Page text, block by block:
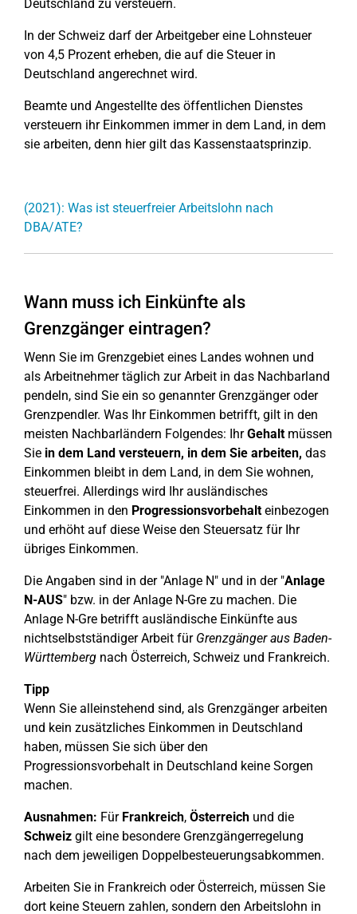
Deutschland zu versteuern.
In der Schweiz darf der Arbeitgeber eine Lohnsteuer
von 4,5 Prozent erheben, die auf die Steuer in
Deutschland angerechnet wird.
Beamte und Angestellte des öffentlichen Dienstes
versteuern ihr Einkommen immer in dem Land, in dem
sie arbeiten, denn hier gilt das Kassenstaatsprinzip.
(2021): Was ist steuerfreier Arbeitslohn nach
DBA/ATE?
Wann muss ich Einkünfte als
Grenzgänger eintragen?
Wenn Sie im Grenzgebiet eines Landes wohnen und
als Arbeitnehmer täglich zur Arbeit in das Nachbarland
pendeln, sind Sie ein so genannter Grenzgänger oder
Grenzpendler. Was Ihr Einkommen betrifft, gilt in den
meisten Nachbarländern Folgendes: IhrGehaltmüssen
Sie in dem Land versteuern, in dem Sie arbeiten, das
Einkommen bleibt in dem Land, in dem Sie wohnen,
steuerfrei. Allerdings wird Ihr ausländisches
Einkommen in den Progressionsvorbehalteinbezogen
und erhöht auf diese Weise den Steuersatz für Ihr
übriges Einkommen.
Die Angaben sind in der "Anlage N" und in der "Anlage
N-AUS" bzw. in der Anlage N-Gre zu machen. Die
Anlage N-Gre betrifft ausländische Einkünfte aus
nichtselbstständiger Arbeit für Grenzgänger aus Baden-
Württemberg nach Österreich, Schweiz und Frankreich.
Tipp
Wenn Sie alleinstehend sind, als Grenzgänger arbeiten
und kein zusätzliches Einkommen in Deutschland
haben, müssen Sie sich über den
Progressionsvorbehalt in Deutschland keine Sorgen
machen.
Ausnahmen: Für Frankreich, Österreich und die
Schweiz gilt eine besondere Grenzgängerregelung
nach dem jeweiligen Doppelbesteuerungsabkommen.
Arbeiten Sie in Frankreich oder Österreich, müssen Sie
dort keine Steuern zahlen, sondern den Arbeitslohn in